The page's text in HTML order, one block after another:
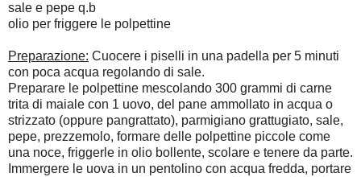
sale e pepe q.b
olio per friggere le polpettine
Preparazione: Cuocere i piselli in una padella per 5 minuti
con poca acqua regolando di sale.
Preparare le polpettine mescolando 300 grammi di carne
trita di maiale con 1 uovo, del pane ammollato in acqua o
strizzato (oppure pangrattato), parmigiano grattugiato, sale,
pepe, prezzemolo, formare delle polpettine piccole come
una noce, friggerle in olio bollente, scolare e tenere da parte.
Immergere le uova in un pentolino con acqua fredda, portare